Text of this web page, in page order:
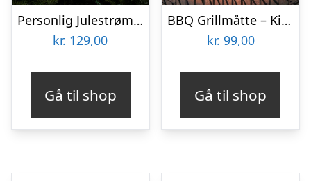
Personlig Julestrømpe med Billede – Multiface
kr. 129,00
Gå til shop
BBQ Grillmåtte – KitchPro
kr. 99,00
Gå til shop